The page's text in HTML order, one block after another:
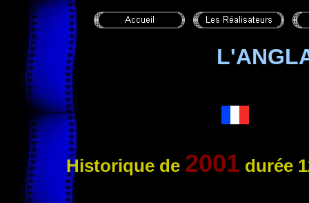
Historique de 2001 durée